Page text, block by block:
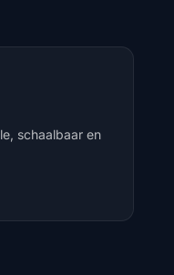
schaalbaar en